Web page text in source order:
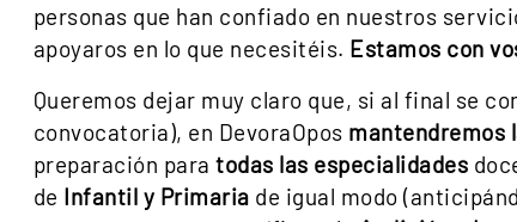
personas que han confiado en nuestros
apoyaros en lo que necesitéis. Estamos con
Queremos dejar muy claro que, si al final se
convocatoria), en DevoraOpos mantendremos
preparación paratodas las especialidades
de Infantil y Primaria de igual modo